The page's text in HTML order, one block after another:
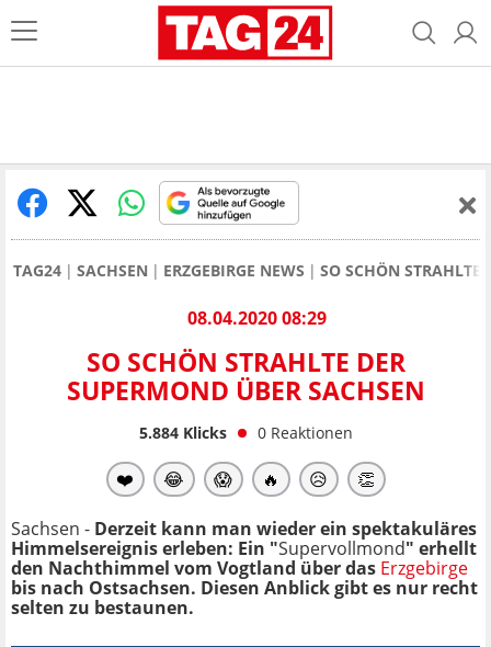
TAG24 SACHSEN ERZGEBIRGE NEWS SO SCHÖN STRAHLTE
08.04.2020 08:29
SO SCHÖN STRAHLTE DER
SUPERMOND ÜBER SACHSEN
5.884Klicks 0 Reaktionen
❤️ 😂 😱 🔥 😥 👏
Sachsen - Derzeit kann man wieder ein spektakuläres
Himmelsereignis erleben: Ein "Supervollmond" erhellt
den Nachthimmel vom Vogtland über das Erzgebirge
bis nach Ostsachsen. Diesen Anblick gibt es nur recht
selten zu bestaunen.